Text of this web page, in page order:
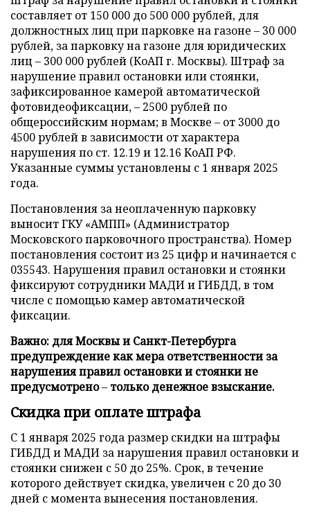
составляет от 150 000 до 500 000 рублей, для
должностных лиц при парковке на газоне – 30 000
рублей, за парковку на газоне для юридических
лиц – 300 000 рублей (КоАП г. Москвы). Штраф за
нарушение правил остановки или стоянки,
зафиксированное камерой автоматической
фотовидеофиксации, – 2500 рублей по
общероссийским нормам; в Москве – от 3000 до
4500 рублей в зависимости от характера
нарушения по ст. 12.19 и 12.16 КоАП РФ.
Указанные суммы установлены с 1 января 2025
года.
Постановления за неоплаченную парковку
выносит ГКУ «АМПП» (Администратор
Московского парковочного пространства). Номер
постановления состоит из 25 цифр и начинается с
035543. Нарушения правил остановки и стоянки
фиксируют сотрудники МАДИ и ГИБДД, в том
числе с помощью камер автоматической
фиксации.
Важно: для Москвы и Санкт-Петербурга
предупреждение как мера ответственности за
нарушения правил остановки и стоянки не
предусмотрено– только денежное взыскание.
Скидка при оплате штрафа
С 1 января 2025 года размер скидки на штрафы
ГИБДД и МАДИ за нарушения правил остановки и
стоянки снижен с 50 до 25%. Срок, в течение
которого действует скидка, увеличен с 20 до 30
дней с момента вынесения постановления.